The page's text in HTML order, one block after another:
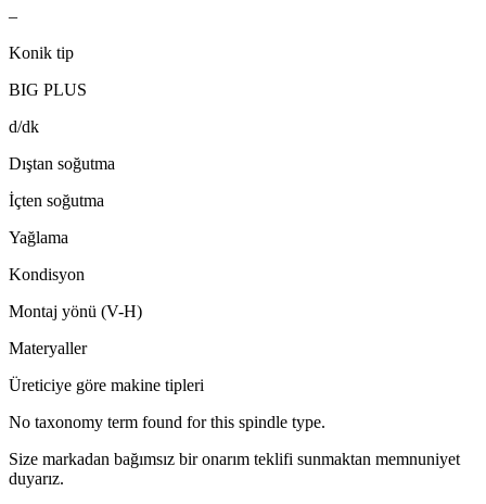
–
Konik tip
BIG PLUS
d/dk
Dıştan soğutma
İçten soğutma
Yağlama
Kondisyon
Montaj yönü (V-H)
Materyaller
Üreticiye göre makine tipleri
No taxonomy term found for this spindle type.
Size markadan bağımsız bir onarım teklifi sunmaktan memnuniyet
duyarız.